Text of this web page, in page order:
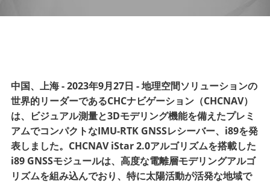
中国、上海 - 2023年9月27日 - 地理空間ソリューションの
世界的リーダーであるCHCナビゲーション（CHCNAV）
は、ビジュアル測量と3Dモデリング機能を備えたプレミ
アムでコンパクトなIMU-RTK GNSSレシーバー、i89を発
表しました。CHCNAV iStar 2.0アルゴリズムを搭載した
i89 GNSSモジュールは、高度な電離層モデリングアルゴ
リズムを組み込んでおり、特に太陽活動が活発な地域で